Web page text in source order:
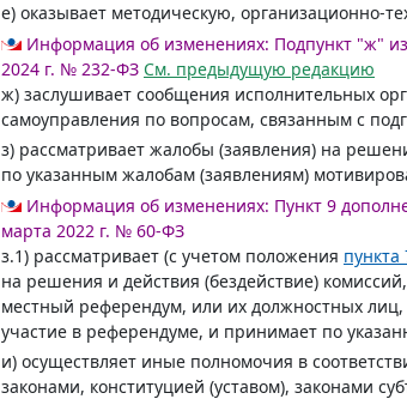
е) оказывает методическую,
Информация об изменениях: Подпункт "ж"
2024 г. № 232-ФЗ См. предыдущую редакцию
ж) заслушивает сообщения исполнительных
самоуправления по вопросам, связанным с
з) рассматривает жалобы (заявления) на
по указанным жалобам (заявлениям)
Информация об изменениях: Пункт 9
марта 2022 г. № 60-ФЗ
з.1) рассматривает (с учетом положения пункта
на решения и действия (бездействие)
местный референдум, или их должностных
участие в референдуме, и принимает по
и) осуществляет иные полномочия в
законами, конституцией (уставом), законами